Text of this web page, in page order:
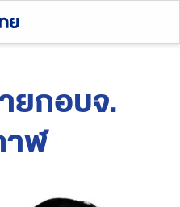
ยกอบจ.
าฬ